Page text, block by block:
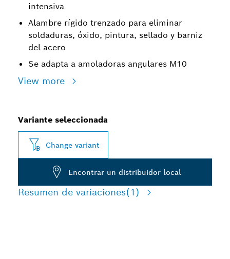
intensiva
Alambre rígido trenzado para eliminar
soldaduras, óxido, pintura, sellado y barniz
del acero
Se adapta a amoladoras angulares M10
View more
Variante seleccionada
Change variant
Encontrar un distribuidor local
Resumen de variaciones(1)